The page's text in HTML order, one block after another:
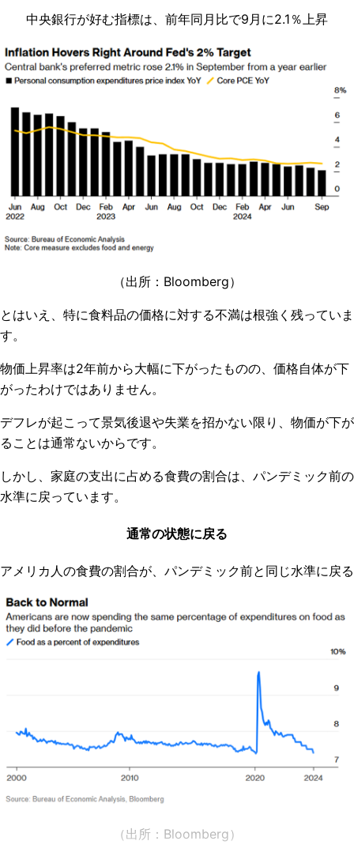
中央銀行が好む指標は、前年同月比で9月に2.1％上昇
（出所： Bloomberg）
とはいえ、特に食料品の価格に対する不満は根強く残っていま
す。
物価上昇率は2年前から大幅に下がったものの、価格自体が下
がったわけではありません。
デフレが起こって景気後退や失業を招かない限り、物価が下が
ることは通常ないからです。
しかし、家庭の支出に占める食費の割合は、パンデミック前の
水準に戻っています。
通常の状態に戻る
アメリカ人の食費の割合が、パンデミック前と同じ水準に戻る
（出所： Bloomberg ）